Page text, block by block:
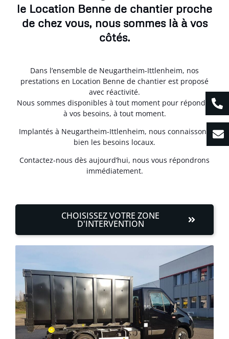
le Location Benne de chantier proche
de chez vous, nous sommes là à vos
côtés.
Dans l’ensemble de Neugartheim-Ittlenheim, nos
prestations en Location Benne de chantier est proposé
avec réactivité.
Nous sommes disponibles à tout moment pour répondre
à vos besoins, à tout moment.
Implantés à Neugartheim-Ittlenheim, nous connaissons
bien les besoins locaux.
Contactez-nous dès aujourd’hui, nous vous répondrons
immédiatement.
CHOISISSEZ VOTRE ZONE
D'INTERVENTION